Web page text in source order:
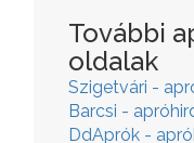
További
oldalak
Szigetvári -
Barcsi -
DdAprók -